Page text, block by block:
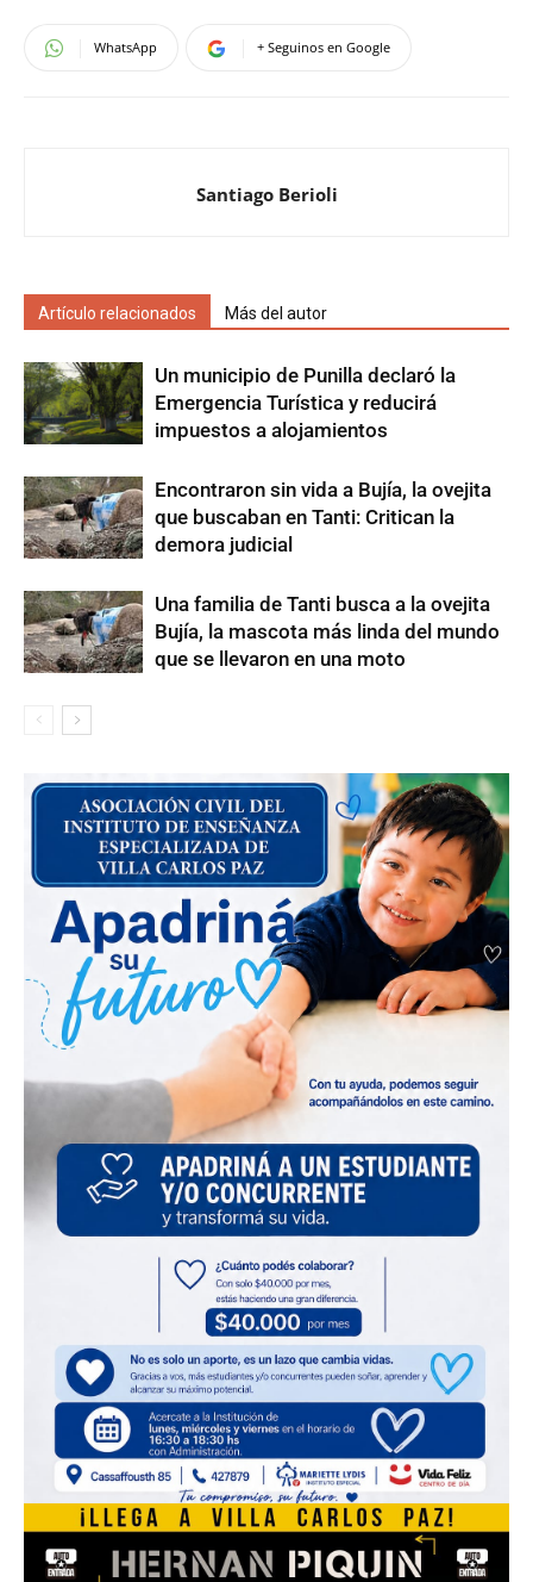
WhatsApp + Seguinos en Google
Santiago Berioli
Artículo relacionados Más del autor
Un municipio de Punilla declaró la
Emergencia Turística y reducirá
impuestos a alojamientos
Encontraron sin vida a Bujía, la ovejita
que buscaban en Tanti: Critican la
demora judicial
Una familia de Tanti busca a la ovejita
Bujía, la mascota más linda del mundo
que se llevaron en una moto